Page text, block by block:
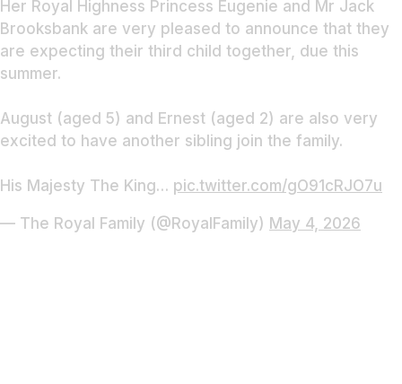
Her Royal Highness Princess Eugenie and Mr Jack
Brooksbank are very pleased to announce that they
are expecting their third child together, due this
summer.
August (aged 5) and Ernest (aged 2) are also very
excited to have another sibling join the family.
His Majesty The King… pic.twitter.com/gO91cRJO7u
— The Royal Family (@RoyalFamily) May 4, 2026